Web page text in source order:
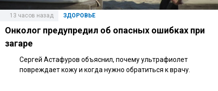
ЗДОРОВЬЕ
13 часов назад
Онколог предупредил об опасных ошибках при
загаре
Сергей Астафуров объяснил, почему ультрафиолет
повреждает кожу и когда нужно обратиться к врачу.